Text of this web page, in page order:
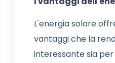
L'energia solare
vantaggi che la
interessante sia